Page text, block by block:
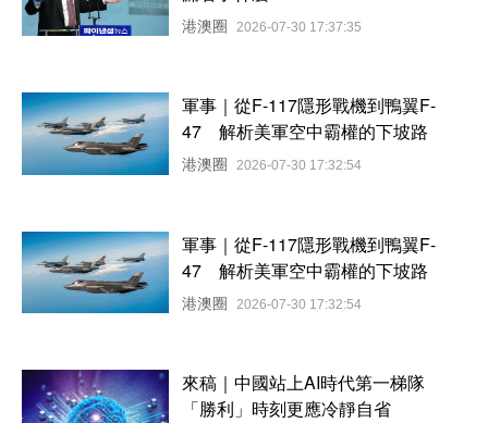
港澳圈 2026-07-30 17:37:35
軍事｜從F-117隱形戰機到鴨翼F-
47 解析美軍空中霸權的下坡路
港澳圈 2026-07-30 17:32:54
軍事｜從F-117隱形戰機到鴨翼F-
47 解析美軍空中霸權的下坡路
港澳圈 2026-07-30 17:32:54
來稿｜中國站上AI時代第一梯隊
「勝利」時刻更應冷靜自省